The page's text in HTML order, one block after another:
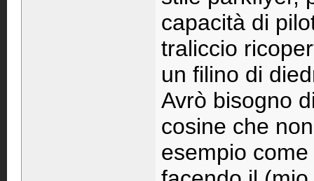
capacità di
traliccio
un filino di
Avrò bisogno
cosine che
esempio